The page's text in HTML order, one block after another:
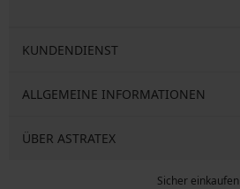
KUNDENDIENST
ALLGEMEINE INFORMATIONEN
ÜBER ASTRATEX
Sicher einkaufen